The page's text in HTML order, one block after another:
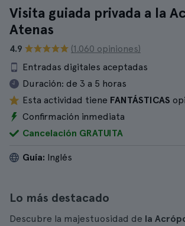
Visita guiada privada a la
Atenas
4.9
(1.060 opiniones)
Entradas digitales aceptadas
Duración: de 3 a 5 horas
Esta actividad tiene FANTÁSTICAS
Confirmación inmediata
Cancelación GRATUITA
Guía: Inglés
Lo más destacado
Descubre la majestuosidad de la